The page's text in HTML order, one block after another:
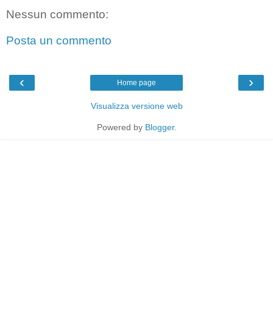
Nessun commento:
Posta un commento
‹ ›
Home page
Visualizza versione web
Powered by Blogger.